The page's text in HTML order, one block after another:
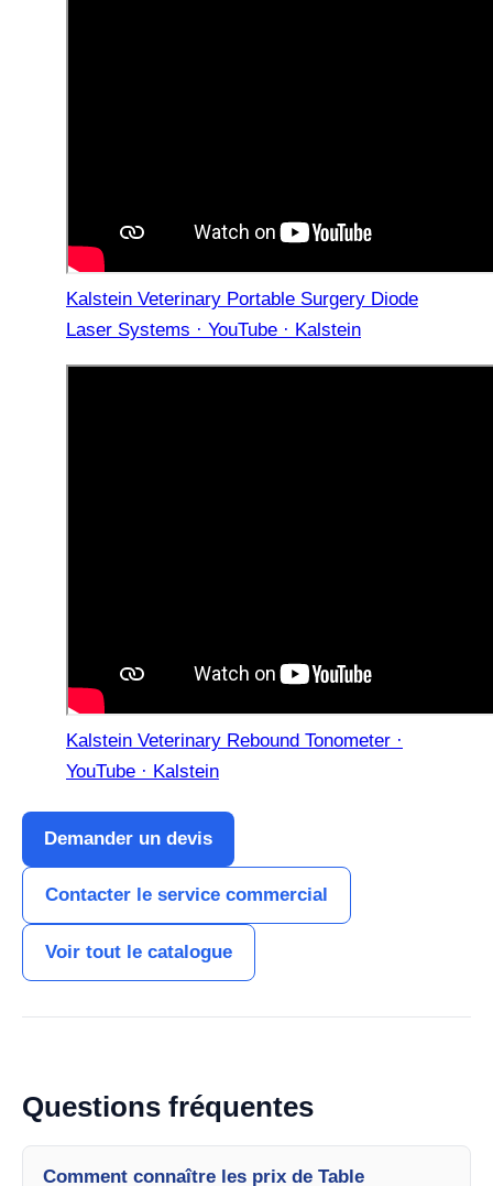
Kalstein Veterinary Portable Surgery Diode
Laser Systems · YouTube · Kalstein
Kalstein Veterinary Rebound Tonometer ·
YouTube · Kalstein
Demander un devis
Contacter le service commercial
Voir tout le catalogue
Questions fréquentes
Comment connaître les prix de Table